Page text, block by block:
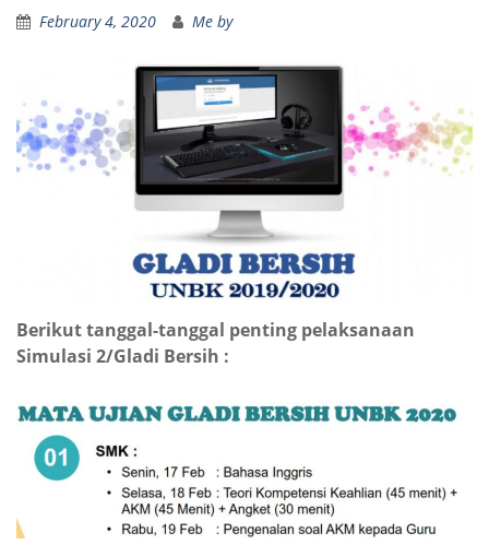
February 4, 2020 Me by
Berikut tanggal-tanggal penting pelaksanaan
Simulasi 2/Gladi Bersih :